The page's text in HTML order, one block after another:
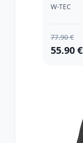
W-TEC
77.90 €
55.90 €